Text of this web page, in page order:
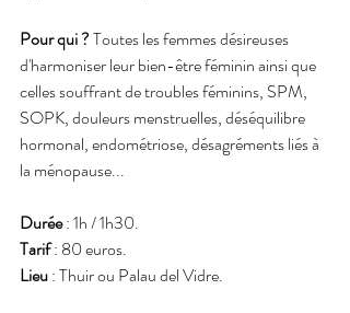
Pour qui ? Toutes les femmes désireuses
d'harmoniser leur bien-être féminin ainsi que
celles souffrant de troubles féminins, SPM,
SOPK, douleurs menstruelles, déséquilibre
hormonal, endométriose, désagréments liés à
la ménopause...
Durée : 1h / 1h30.
Tarif : 80 euros.
Lieu : Thuir ou Palau del Vidre.